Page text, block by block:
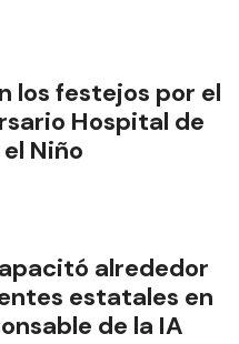
los festejos por el
Hospital de
Niño
alrededor
estatales en
de la IA